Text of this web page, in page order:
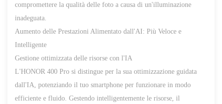
compromettere la qualità delle foto a causa di un'illuminazione
inadeguata.
Aumento delle Prestazioni Alimentato dall'AI: Più Veloce e
Intelligente
Gestione ottimizzata delle risorse con l'IA
L'HONOR 400 Pro si distingue per la sua ottimizzazione guidata
dall'IA, potenziando il tuo smartphone per funzionare in modo
efficiente e fluido. Gestendo intelligentemente le risorse, il